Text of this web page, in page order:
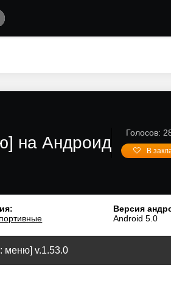
на Андроид
Голосов:
В
Версия
Android 5.0
меню] v.1.53.0